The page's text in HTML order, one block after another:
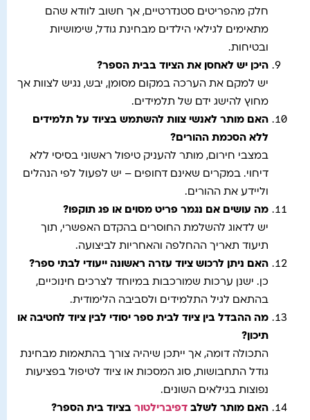
חלק מהפריטים סטנדרטיים, אך חשוב לוודא שהם
מתאימים לגילאי הילדים מבחינת גודל, שימושיות
ובטיחות.
היכן יש לאחסן את הציוד בבית הספר?
יש למקם את הערכה במקום מסומן, יבש, נגיש לצוות אך
מחוץ להישג ידם של תלמידים.
האם מותר לאנשי צוות להשתמש בציוד על תלמידים
ללא הסכמת ההורים?
במצבי חירום, מותר להעניק טיפול ראשוני בסיסי ללא
דיחוי. במקרים שאינם דחופים – יש לפעול לפי הנהלים
וליידע את ההורים.
מה עושים אם נגמר פריט מסוים או פג תוקפו?
יש לדאוג להשלמת החוסרים בהקדם האפשרי, תוך
תיעוד תאריך ההחלפה והאחריות לביצועה.
האם ניתן לרכוש ציוד עזרה ראשונה ייעודי לבתי ספר?
כן. ישנן ערכות שמורכבות במיוחד לצרכים חינוכיים,
בהתאם לגיל התלמידים ולסביבה הלימודית.
מה ההבדל בין ציוד לבית ספר יסודי לבין ציוד לחטיבה או
תיכון?
התכולה דומה, אך ייתכן שיהיה צורך בהתאמות מבחינת
גודל התחבושות, סוג המסכות או ציוד לטיפול בפציעות
נפוצות בגילאים השונים.
האם מותר לשלב דפיברילטור בציוד בית הספר?